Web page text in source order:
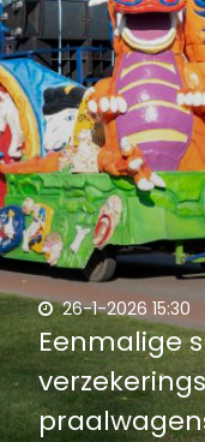
26-1-2026 15:30
Eenmalige